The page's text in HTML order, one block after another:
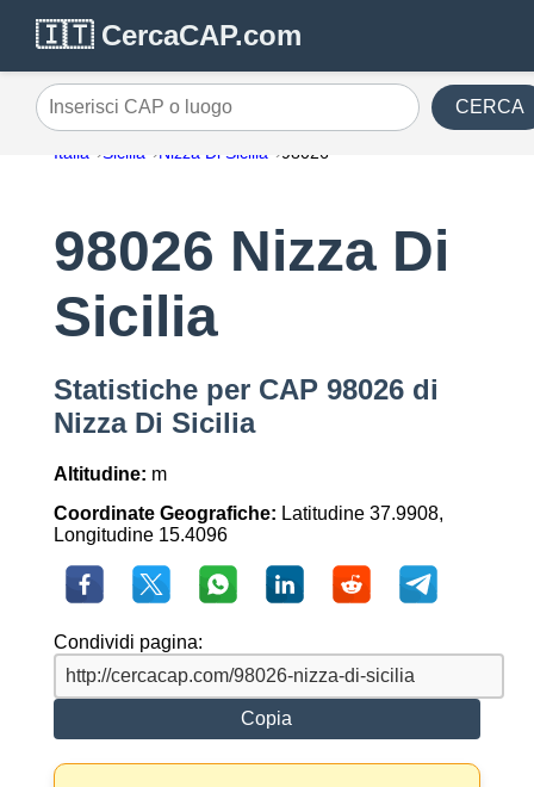
🇮🇹 CercaCAP.com
Inserisci CAP o luogo CERCA
Italia Sicilia Nizza Di Sicilia 98026
98026 Nizza Di
Sicilia
Statistiche per CAP 98026 di
Nizza Di Sicilia
Altitudine: m
Coordinate Geografiche: Latitudine 37.9908,
Longitudine 15.4096
Condividi pagina:
Copia